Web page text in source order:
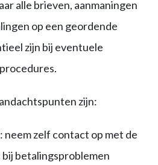
alle brieven, aanmaningen
op een geordende
zijn bij eventuele
zijn:
zelf contact op met de
betalingsproblemen